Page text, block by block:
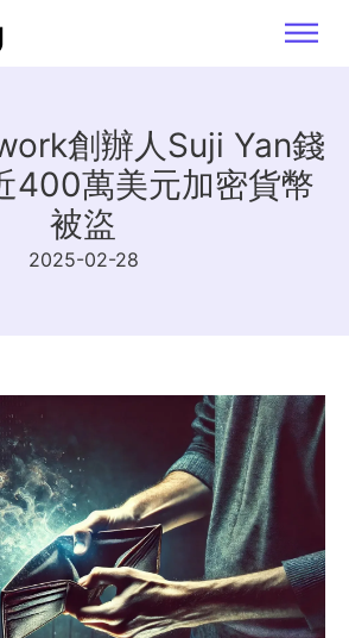
創辦人Suji Yan錢
400萬美元加密貨幣
被盜
2025-02-28